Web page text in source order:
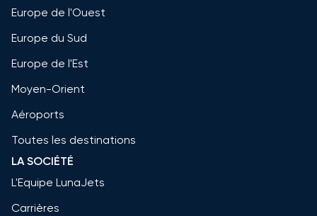
Europe de l'Ouest
Europe du Sud
Europe de l'Est
Moyen-Orient
Aéroports
Toutes les destinations
LA SOCIÉTÉ
L'Equipe LunaJets
Carrières